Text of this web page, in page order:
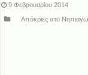
9 Φεβρουαρίου 2014
Απόκριες στο